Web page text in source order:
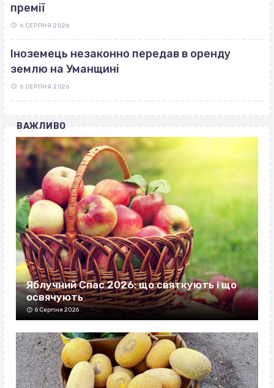
премії
6 СЕРПНЯ 2026
Іноземець незаконно передав в оренду
землю на Уманщині
6 СЕРПНЯ 2026
ВАЖЛИВО
Яблучний Спас 2026: що святкують і що
освячують
6 Серпня 2026